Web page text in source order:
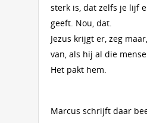
sterk is, dat zelfs je lijf
geeft. Nou, dat.
Jezus krijgt er, zeg
van, als hij al die
Het pakt hem.
Marcus schrijft daar